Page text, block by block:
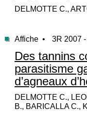
DELMOTTE C.,
Affiche • 3R 2007
Des tannins
parasitisme
d’agneaux
DELMOTTE C.,
B., BARICALLA C.,